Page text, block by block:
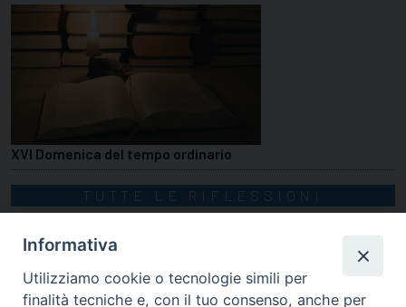
XVI Domenica del tempo ordinario
TUTTE LE RIFLESSIONI
Informativa
Utilizziamo cookie o tecnologie simili per
finalità tecniche e, con il tuo consenso, anche per